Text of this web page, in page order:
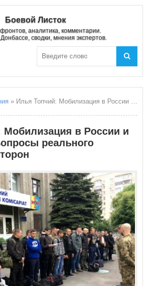
Боевой Листок
аналитика, комментарии.
сводки, мнения экспертов.
» Илья Топчий: Мобилизация в России и на Украине. Вопросы реального потенциала сторон
Мобилизация в России и
реального